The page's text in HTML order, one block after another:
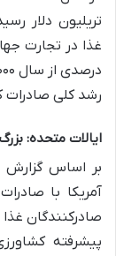
تریلیون دلار
رشد کلی صادرات
ایالات متحده:
صادرکنندگان
پیشرفته